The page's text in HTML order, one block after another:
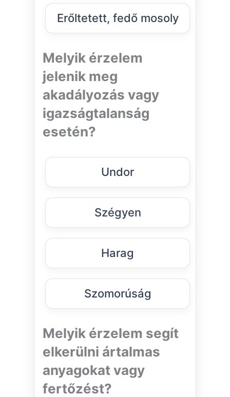
Erőltetett, fedő mosoly
Melyik érzelem
jelenik meg
akadályozás vagy
igazságtalanság
esetén?
Undor
Szégyen
Harag
Szomorúság
Melyik érzelem segít
elkerülni ártalmas
anyagokat vagy
fertőzést?